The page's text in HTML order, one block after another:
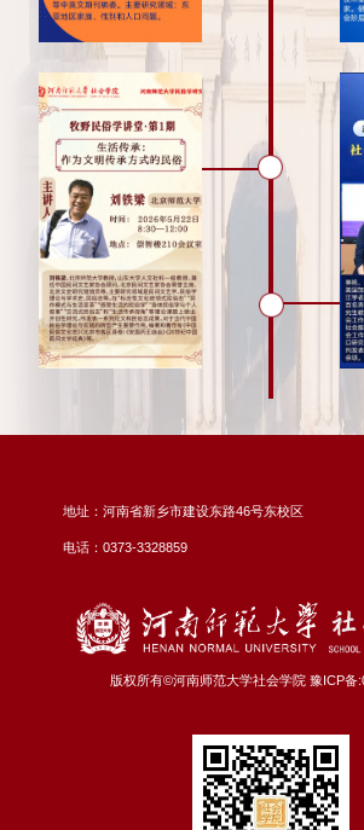
地址：河南省新乡市建设东路46号东校区
电话：0373-3328859
版权所有©河南师范大学社会学院 豫ICP备